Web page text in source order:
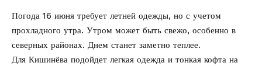
Погода 16 июня требует летней одежды, но с учетом
прохладного утра. Утром может быть свежо, особенно в
северных районах. Днем станет заметно теплее.
Для Кишинёва подойдет легкая одежда и тонкая кофта на